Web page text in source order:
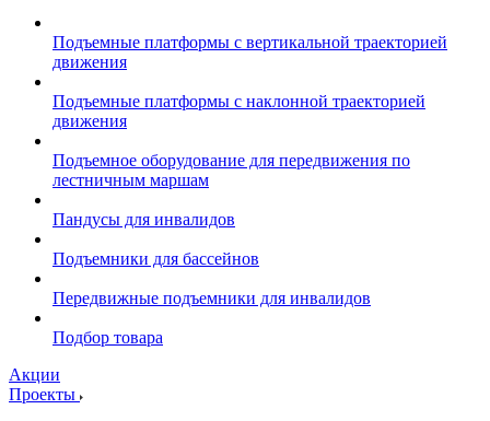
Подъемные платформы с вертикальной траекторией
движения
Подъемные платформы с наклонной траекторией
движения
Подъемное оборудование для передвижения по
лестничным маршам
Пандусы для инвалидов
Подъемники для бассейнов
Передвижные подъемники для инвалидов
Подбор товара
Акции
Проекты